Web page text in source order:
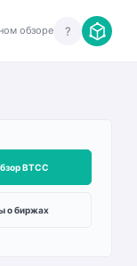
обзоре ?
BTCC
о биржах